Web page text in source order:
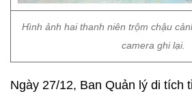
Hình ảnh hai thanh niên trộm chậu
camera ghi lại.
Ngày 27/12, Ban Quản lý di tích